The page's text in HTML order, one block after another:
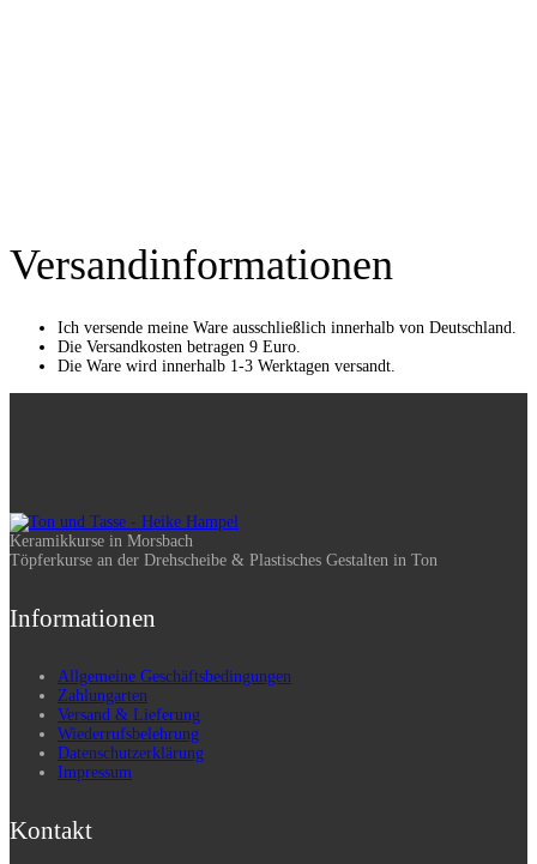
Versandinformationen
Ich versende meine Ware ausschließlich innerhalb von Deutschland.
Die Versandkosten betragen 9 Euro.
Die Ware wird innerhalb 1-3 Werktagen versandt.
Keramikkurse in Morsbach
Töpferkurse an der Drehscheibe & Plastisches Gestalten in Ton
Informationen
Allgemeine Geschäftsbedingungen
Zahlungarten
Versand & Lieferung
Wiederrufsbelehrung
Datenschutzerklärung
Impressum
Kontakt